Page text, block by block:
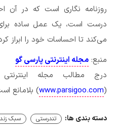
روزنامه نگاری است که در آن
درست است، یک عمل ساده
می‌کند تا احساسات خود را ابراز
منبع: مجله اینترنتی پارسی گو
درج مطالب مجله
(
www.parsigoo.com) بلامانع
دسته بندی ها: تندرستی سبک